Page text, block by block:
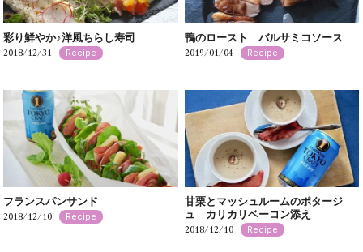
彩り鮮やか♪洋風ちらし寿司
2018/12/31 Recipe
鴨のロースト バルサミコソース
2019/01/04 Recipe
フランスパンサンド
2018/12/10 Recipe
甘栗とマッシュルームのポタージ
ュ カリカリベーコン添え
2018/12/10 Recipe